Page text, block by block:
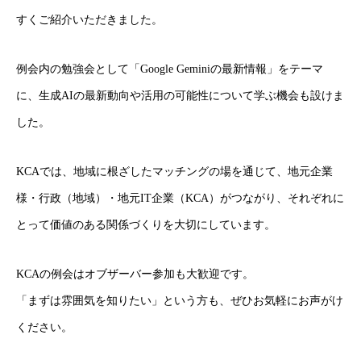
すくご紹介いただきました。
例会内の勉強会として「Google Geminiの最新情報」をテーマ
に、生成AIの最新動向や活用の可能性について学ぶ機会も設けま
した。
KCAでは、地域に根ざしたマッチングの場を通じて、地元企業
様・行政（地域）・地元IT企業（KCA）がつながり、それぞれに
とって価値のある関係づくりを大切にしています。
KCAの例会はオブザーバー参加も大歓迎です。
「まずは雰囲気を知りたい」という方も、ぜひお気軽にお声がけ
ください。